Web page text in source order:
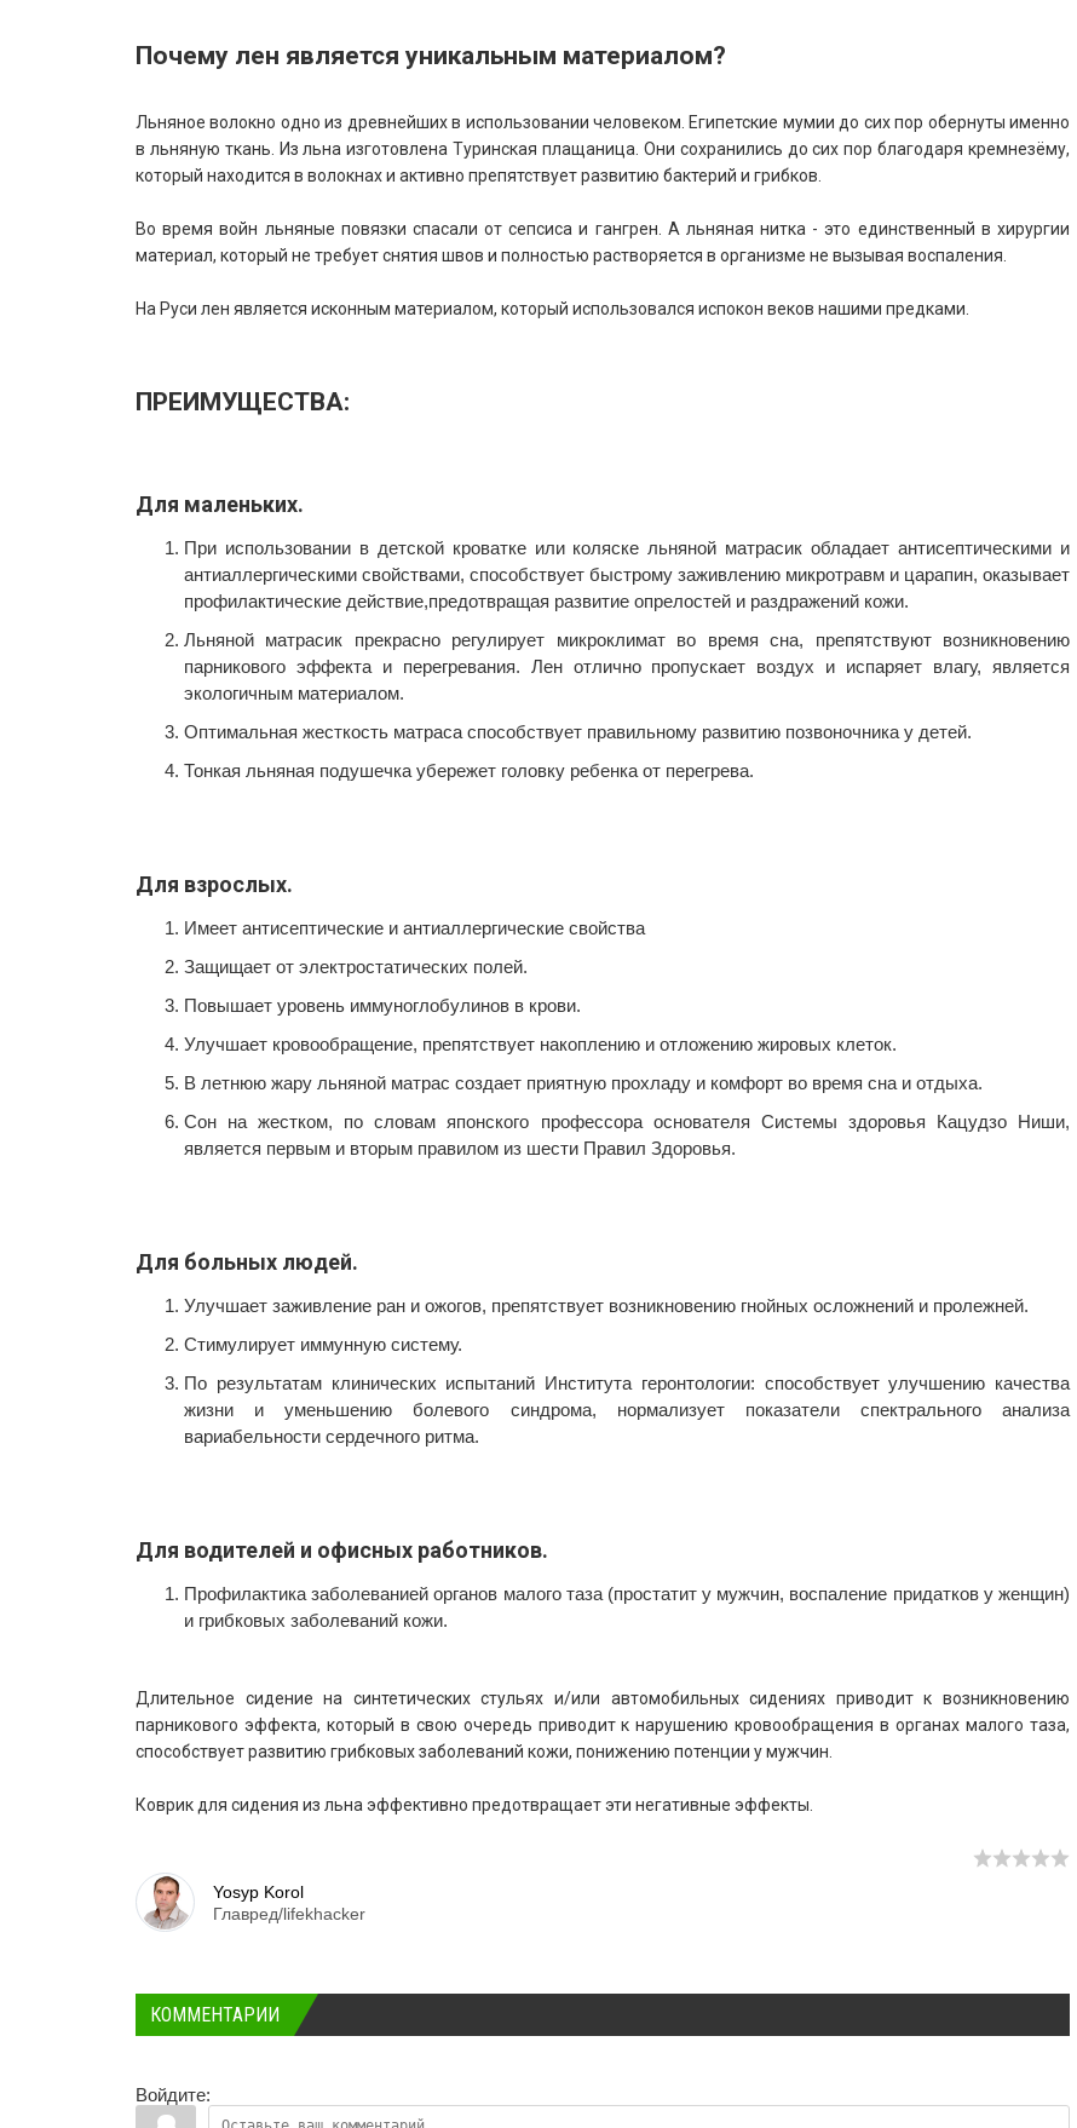
Почему лен является уникальным материалом?
Льняное волокно одно из древнейших в использовании человеком. Египетские мумии до сих пор обернуты именно
в льняную ткань. Из льна изготовлена Туринская плащаница. Они сохранились до сих пор благодаря кремнезёму,
который находится в волокнах и активно препятствует развитию бактерий и грибков.
Во время войн льняные повязки спасали от сепсиса и гангрен. А льняная нитка - это единственный в хирургии
материал, который не требует снятия швов и полностью растворяется в организме не вызывая воспаления.
На Руси лен является исконным материалом, который использовался испокон веков нашими предками.
ПРЕИМУЩЕСТВА:
Для маленьких.
При использовании в детской кроватке или коляске льняной матрасик обладает антисептическими и
антиаллергическими свойствами, способствует быстрому заживлению микротравм и царапин, оказывает
профилактические действие,предотвращая развитие опрелостей и раздражений кожи.
Льняной матрасик прекрасно регулирует микроклимат во время сна, препятствуют возникновению
парникового эффекта и перегревания. Лен отлично пропускает воздух и испаряет влагу, является
экологичным материалом.
Оптимальная жесткость матраса способствует правильному развитию позвоночника у детей.
Тонкая льняная подушечка убережет головку ребенка от перегрева.
Для взрослых.
Имеет антисептические и антиаллергические свойства
Защищает от электростатических полей.
Повышает уровень иммуноглобулинов в крови.
Улучшает кровообращение, препятствует накоплению и отложению жировых клеток.
В летнюю жару льняной матрас создает приятную прохладу и комфорт во время сна и отдыха.
Сон на жестком, по словам японского профессора основателя Системы здоровья Кацудзо Ниши,
является первым и вторым правилом из шести Правил Здоровья.
Для больных людей.
Улучшает заживление ран и ожогов, препятствует возникновению гнойных осложнений и пролежней.
Стимулирует иммунную систему.
По результатам клинических испытаний Института геронтологии: способствует улучшению качества
жизни и уменьшению болевого синдрома, нормализует показатели спектрального анализа
вариабельности сердечного ритма.
Для водителей и офисных работников.
Профилактика заболеванией органов малого таза (простатит у мужчин, воспаление придатков у женщин)
и грибковых заболеваний кожи.
Длительное сидение на синтетических стульях и/или автомобильных сидениях приводит к возникновению
парникового эффекта, который в свою очередь приводит к нарушению кровообращения в органах малого таза,
способствует развитию грибковых заболеваний кожи, понижению потенции у мужчин.
Коврик для сидения из льна эффективно предотвращает эти негативные эффекты.
Yosyp Korol
Главред/lifekhacker
КОММЕНТАРИИ
Войдите: